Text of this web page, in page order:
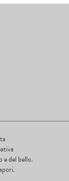
e del bello.